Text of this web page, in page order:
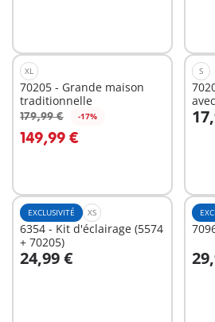
XL
70205 - Grande maison
traditionnelle
179,99 € -17%
149,99 €
Au panier
S
EXCLUSIVITÉ XS
6354 - Kit d'éclairage (5574
+ 70205)
24,99 €
Au panier